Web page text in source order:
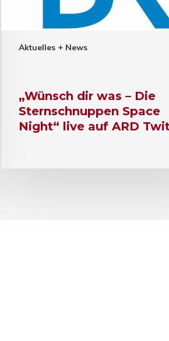
Aktuelles + News
„Wünsch dir was – Die
Sternschnuppen Space
Night“ live auf ARD